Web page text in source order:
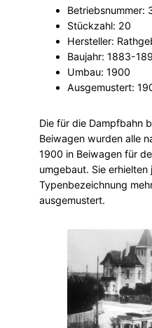
Betriebsnummer:
Stückzahl: 20
Hersteller:
Baujahr: 1883-
Umbau: 1900
Ausgemustert:
Die für die Dampfbahn
Beiwagen wurden alle
1900 in Beiwagen für
umgebaut. Sie erhielten
Typenbezeichnung
ausgemustert.